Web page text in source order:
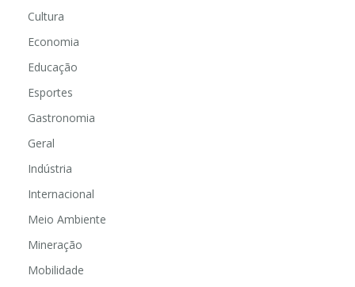
Cultura
Economia
Educação
Esportes
Gastronomia
Geral
Indústria
Internacional
Meio Ambiente
Mineração
Mobilidade